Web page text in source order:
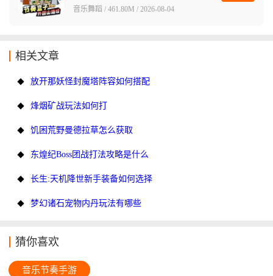
音乐舞蹈 / 461.80M / 2026-08-04
相关文章
放开那妖怪封魔塔阵容如何搭配
烽烟矿战玩法如何打
饥困荒野曼德拉草怎么获取
东煌纪Boss团战打法攻略是什么
长生:天机降世新手装备如何选择
梦幻诸石宠物内丹玩法有哪些
猜你喜欢
音乐节奏手游